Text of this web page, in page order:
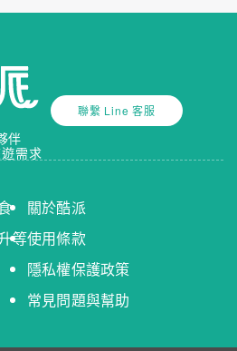
伴
需求
聯繫 Line 客服
等
關於酷派
使用條款
隱私權保護政策
常見問題與幫助